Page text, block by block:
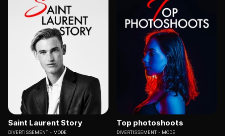
Saint Laurent Story
DIVERTISSEMENT MODE
Top photoshoots
DIVERTISSEMENT MODE